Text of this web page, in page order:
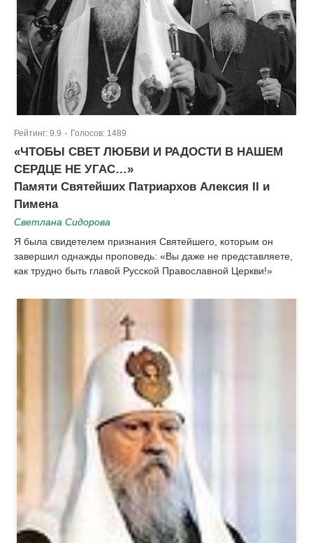
Рейтинг: 9.9 Голосов: 1489
«ЧТОБЫ СВЕТ ЛЮБВИ И РАДОСТИ В НАШЕМ
СЕРДЦЕ НЕ УГАС…»
Памяти Святейших Патриархов Алексия II и
Пимена
Светлана Сидорова
Я была свидетелем признания Святейшего, которым он
завершил однажды проповедь: «Вы даже не представляете,
как трудно быть главой Русской Православной Церкви!»